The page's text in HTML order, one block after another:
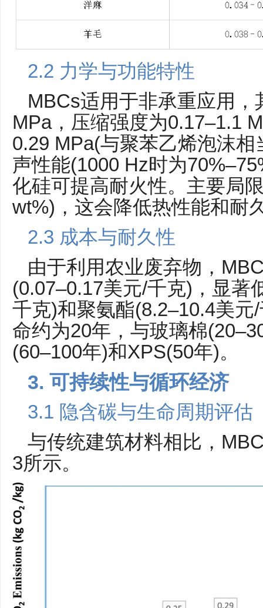
2.2 力学与功能特性
MBCs适用于非承重应用
MPa，压缩强度为0.17–1.1
0.29 MPa(与聚苯乙烯泡沫
声性能(1000 Hz时为
化硅可提高耐火性。主要局
wt%)，这会降低热性能和耐
2.3 成本与耐久性
由于利用农业废弃物，
(0.07–0.17美元/千克)，显著
千克)和聚氨酯(8.2–10.4美
命约为20年，与玻璃棉
(60–100年)和XPS(50年)。
3. 可持续性与循环经济
3.1 隐含碳与生命周期评估
与传统建筑材料相比，
3所示。